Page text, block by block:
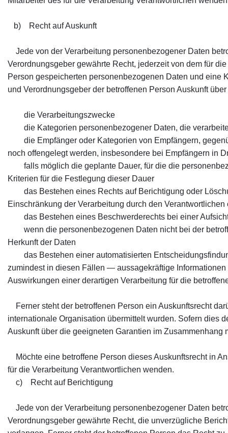
b) Recht auf Auskunft
Jede von der Verarbeitung personenbezogener Daten
Verordnungsgeber gewährte Recht, jederzeit von dem für
Person gespeicherten personenbezogenen Daten und eine
und Verordnungsgeber der betroffenen Person Auskunft
die Verarbeitungszwecke
die Kategorien personenbezogener Daten, die
die Empfänger oder Kategorien von Empfängern,
noch offengelegt werden, insbesondere bei Empfängern in
falls möglich die geplante Dauer, für die die
Kriterien für die Festlegung dieser Dauer
das Bestehen eines Rechts auf Berichtigung oder
Einschränkung der Verarbeitung durch den
das Bestehen eines Beschwerderechts bei einer
wenn die personenbezogenen Daten nicht bei der
Herkunft der Daten
das Bestehen einer automatisierten
zumindest in diesen Fällen — aussagekräftige
Auswirkungen einer derartigen Verarbeitung für die
Ferner steht der betroffenen Person ein Auskunftsrecht
internationale Organisation übermittelt wurden. Sofern dies
Auskunft über die geeigneten Garantien im Zusammenhang
Möchte eine betroffene Person dieses Auskunftsrecht in
für die Verarbeitung Verantwortlichen wenden.
c) Recht auf Berichtigung
Jede von der Verarbeitung personenbezogener Daten
Verordnungsgeber gewährte Recht, die unverzügliche